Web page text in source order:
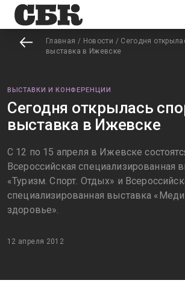
Главная / Новости / Сегодня
выставка в Ижевске
ВЫСТАВКИ И КОНФЕРЕНЦИИ
Сегодня открылась
выставка в Ижевске
С 12 по 15 апреля в Ижевске
Всероссийская специализированная
«Туризм. Спорт. Отдых» и
специализированная выставка
здоровье».
12 апреля 2012